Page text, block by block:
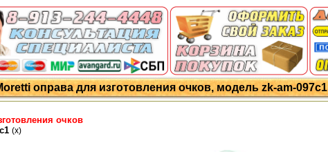
оправа для изготовления очков, модель zk-am-097c1
очков
(x)